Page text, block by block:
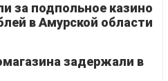
за подпольное казино
в Амурской области
задержали в